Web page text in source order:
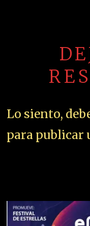
Lo siento,
para publicar